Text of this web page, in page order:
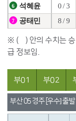
6 석혜윤 0 / 3
7 공태민 8 / 9
※ ( ) 안의 수치는 승
급 정보임.
부01 부02
부산 05 경주 [우수] 출